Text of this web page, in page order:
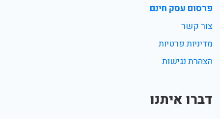
פרסום עסק חינם
צור קשר
מדיניות פרטיות
הצהרת נגישות
דברו איתנו